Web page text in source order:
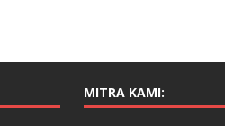
MITRA KAMI: